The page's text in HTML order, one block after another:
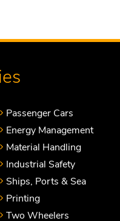
Passenger Cars
Energy Management
Material Handling
Industrial Safety
Ships, Ports & Sea
Printing
Two Wheelers